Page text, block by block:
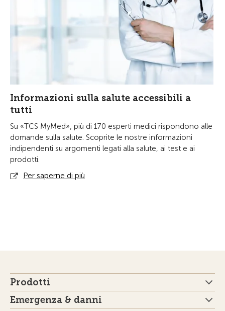
Informazioni sulla salute accessibili a
tutti
Su «TCS MyMed», più di 170 esperti medici rispondono alle
domande sulla salute. Scoprite le nostre informazioni
indipendenti su argomenti legati alla salute, ai test e ai
prodotti.
Per saperne di più
Prodotti
Emergenza & danni